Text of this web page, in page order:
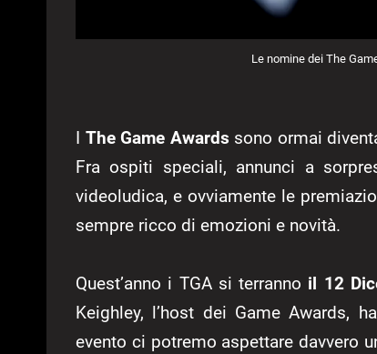
Le nomine dei The
I The Game Awards sono ormai
Fra ospiti speciali, annunci a
videoludica, e ovviamente le
sempre ricco di emozioni e novità.
Quest’anno i TGA si terranno il 12
Keighley, l’host dei Game Awards,
evento ci potremo aspettare davvero